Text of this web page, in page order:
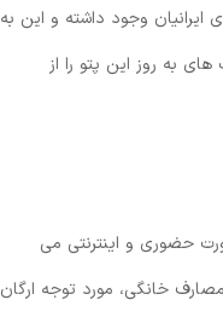
ایرانیان وجود داشته و این به
به روز این پتو را از
حضوری و اینترنتی می
خانگی، مورد توجه ارگان